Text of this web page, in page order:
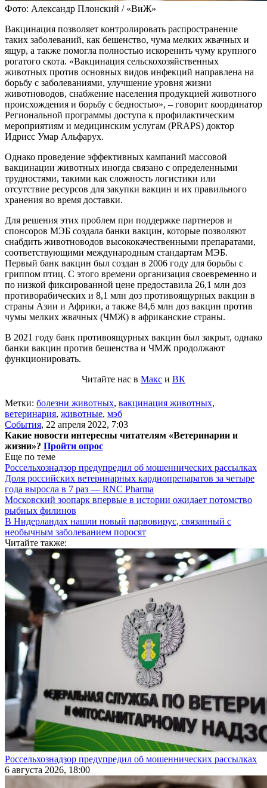
Фото: Александр Плонский / «ВиЖ»
Вакцинация позволяет контролировать распространение
таких заболеваний, как бешенство, чума мелких жвачных и
ящур, а также помогла полностью искоренить чуму крупного
рогатого скота. «Вакцинация сельскохозяйственных
животных против основных видов инфекций направлена на
борьбу с заболеваниями, улучшение уровня жизни
животноводов, снабжение населения продукцией животного
происхождения и борьбу с бедностью», – говорит координатор
Региональной программы доступа к профилактическим
мероприятиям и медицинским услугам (PRAPS) доктор
Идрисс Умар Альфарух.
Однако проведение эффективных кампаний массовой
вакцинации животных иногда связано с определенными
трудностями, такими как сложность логистики или
отсутствие ресурсов для закупки вакцин и их правильного
хранения во время доставки.
Для решения этих проблем при поддержке партнеров и
спонсоров МЭБ создала банки вакцин, которые позволяют
снабдить животноводов высококачественными препаратами,
соответствующими международным стандартам МЭБ.
Первый банк вакцин был создан в 2006 году для борьбы с
гриппом птиц. С этого времени организация своевременно и
по низкой фиксированной цене предоставила 26,1 млн доз
противорабических и 8,1 млн доз противоящурных вакцин в
страны Азии и Африки, а также 84,6 млн доз вакцин против
чумы мелких жвачных (ЧМЖ) в африканские страны.
В 2021 году банк противоящурных вакцин был закрыт, однако
банки вакцин против бешенства и ЧМЖ продолжают
функционировать.
Читайте нас в Макс и ВК
Метки: болезни животных, вакцинация животных,
ветеринария, животные, мэб
События, 22 апреля 2022, 7:03
Какие новости интересны читателям «Ветеринарии и
жизни»? Пройти опрос
Еще по теме
Россельхознадзор предупредил об мошеннических рассылках
Доля российских ветеринарных кардиопрепаратов за четыре
года выросла в 7 раз — RNC Pharma
Московский зоопарк впервые в истории ожидает потомство
рыбных филинов
В Нидерландах нашли новый парвовирус, связанный с
необычным заболеванием поросят
Читайте также:
Россельхознадзор предупредил об мошеннических рассылках
6 августа 2026, 18:00